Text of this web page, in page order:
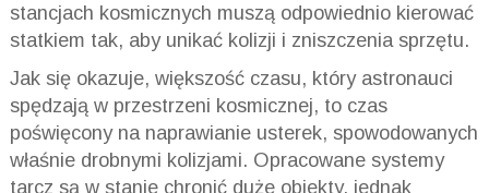
stancjach kosmicznych muszą odpowiednio kierować
statkiem tak, aby unikać kolizji i zniszczenia sprzętu.
Jak się okazuje, większość czasu, który astronauci
spędzają w przestrzeni kosmicznej, to czas
poświęcony na naprawianie usterek, spowodowanych
właśnie drobnymi kolizjami. Opracowane systemy
tarcz są w stanie chronić duże obiekty, jednak